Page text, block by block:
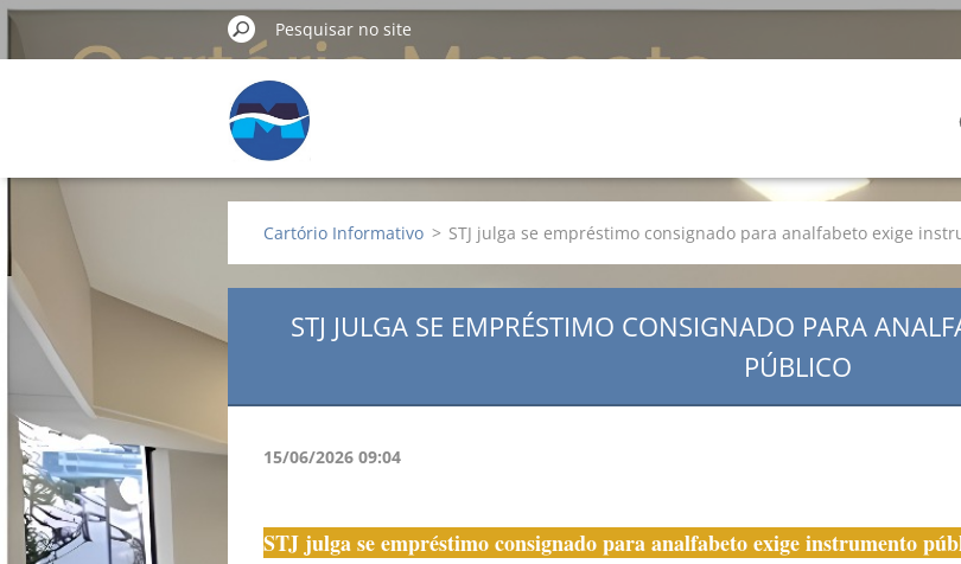
Cartório Informativo > STJ julga se empréstimo consignado para analfabeto exige
STJ JULGA SE EMPRÉSTIMO CONSIGNADO PARA
PÚBLICO
15/06/2026 09:04
STJ julga se empréstimo consignado para analfabeto exige instrumento